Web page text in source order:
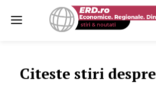
Citeste stiri despre